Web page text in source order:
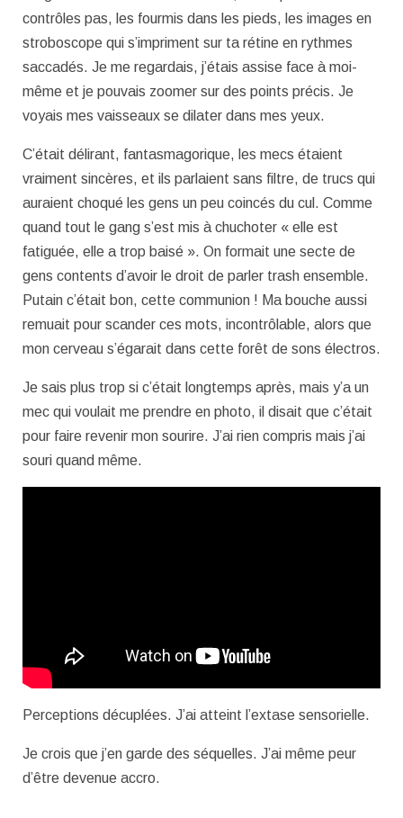
contrôles pas, les fourmis dans les pieds, les images en
stroboscope qui s’impriment sur ta rétine en rythmes
saccadés. Je me regardais, j’étais assise face à moi-
même et je pouvais zoomer sur des points précis. Je
voyais mes vaisseaux se dilater dans mes yeux.
C’était délirant, fantasmagorique, les mecs étaient
vraiment sincères, et ils parlaient sans filtre, de trucs qui
auraient choqué les gens un peu coincés du cul. Comme
quand tout le gang s’est mis à chuchoter « elle est
fatiguée, elle a trop baisé ». On formait une secte de
gens contents d’avoir le droit de parler trash ensemble.
Putain c’était bon, cette communion ! Ma bouche aussi
remuait pour scander ces mots, incontrôlable, alors que
mon cerveau s’égarait dans cette forêt de sons électros.
Je sais plus trop si c’était longtemps après, mais y’a un
mec qui voulait me prendre en photo, il disait que c’était
pour faire revenir mon sourire. J’ai rien compris mais j’ai
souri quand même.
Perceptions décuplées. J’ai atteint l’extase sensorielle.
Je crois que j’en garde des séquelles. J’ai même peur
d’être devenue accro.